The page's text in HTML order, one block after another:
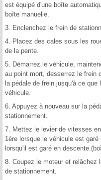
est équipé d'une boîte
boîte manuelle.
3. Enclenchez le frein de
4. Placez des cales sous les
de la pente.
5. Démarrez le véhicule,
au point mort, desserrez le frein
la pédale de frein jusqu'à ce
véhicule.
6. Appuyez à nouveau sur la
stationnement.
7. Mettez le levier de vitesses
1ère lorsque le véhicule est
lorsqu'il est garé en
8. Coupez le moteur et relâchez
de stationnement.